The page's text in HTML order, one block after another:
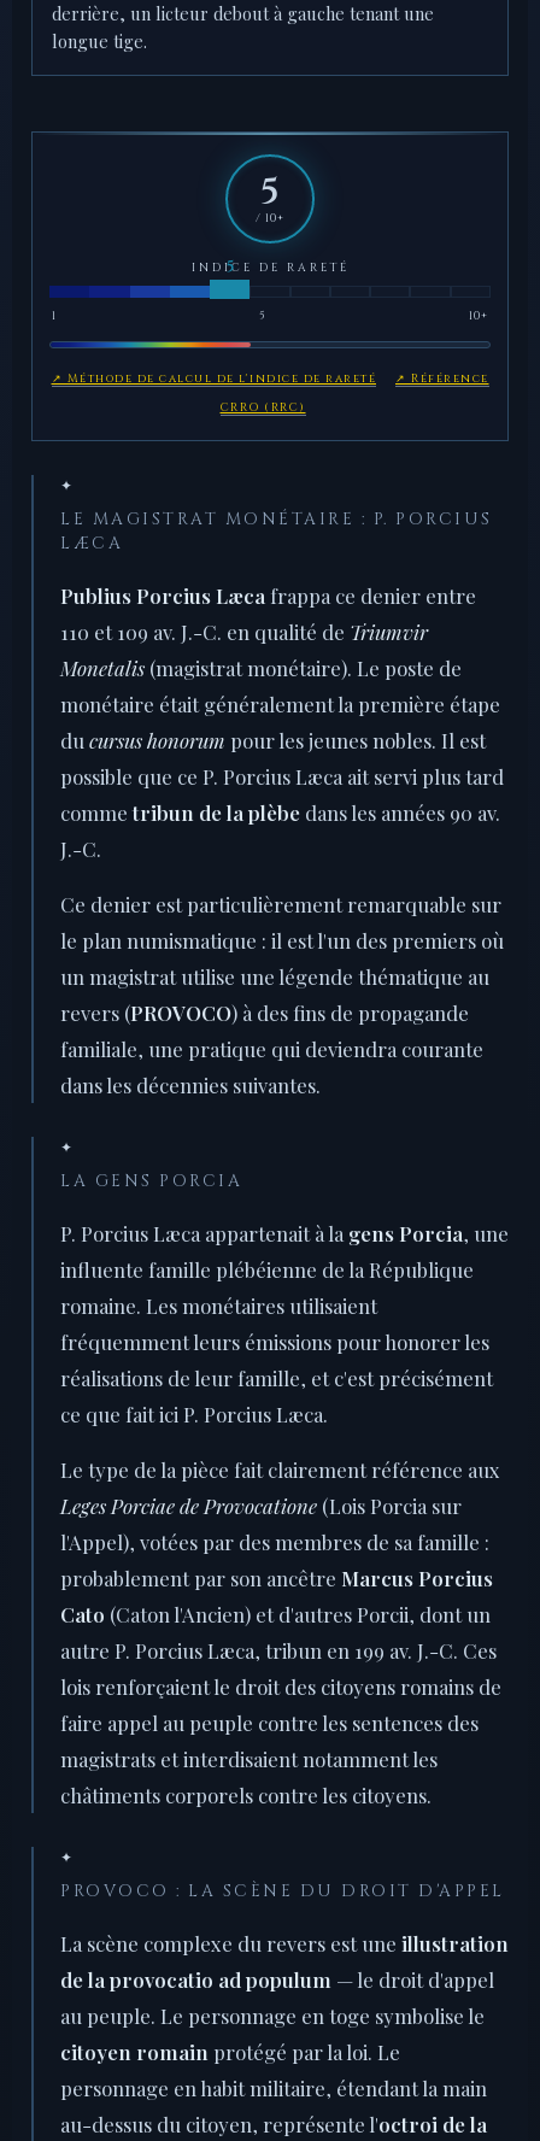
derrière, un licteur debout à gauche tenant une
longue tige.
5
/ 10+
INDICE DE RARETÉ
1 5 10+
↗ Méthode de calcul de l'indice de rareté
↗ Référence
CRRO (RRC)
✦
LE MAGISTRAT MONÉTAIRE : P. PORCIUS
LÆCA
Publius Porcius Læca frappa ce denier entre
110 et 109 av. J.-C. en qualité de Triumvir
Monetalis (magistrat monétaire). Le poste de
monétaire était généralement la première étape
du cursus honorum pour les jeunes nobles. Il est
possible que ce P. Porcius Læca ait servi plus tard
commetribun de la plèbe dans les années 90 av.
J.-C.
Ce denier est particulièrement remarquable sur
le plan numismatique : il est l'un des premiers où
un magistrat utilise une légende thématique au
revers (PROVOCO) à des fins de propagande
familiale, une pratique qui deviendra courante
dans les décennies suivantes.
✦
LA GENS PORCIA
P. Porcius Læca appartenait à la gens Porcia, une
influente famille plébéienne de la République
romaine. Les monétaires utilisaient
fréquemment leurs émissions pour honorer les
réalisations de leur famille, et c'est précisément
ce que fait ici P. Porcius Læca.
Le type de la pièce fait clairement référence aux
Leges Porciae de Provocatione (Lois Porcia sur
l'Appel), votées par des membres de sa famille :
probablement par son ancêtre Marcus Porcius
Cato (Caton l'Ancien) et d'autres Porcii, dont un
autre P. Porcius Læca, tribun en 199 av. J.-C. Ces
lois renforçaient le droit des citoyens romains de
faire appel au peuple contre les sentences des
magistrats et interdisaient notamment les
châtiments corporels contre les citoyens.
✦
PROVOCO : LA SCÈNE DU DROIT D'APPEL
La scène complexe du revers est une illustration
de la provocatio ad populum — le droit d'appel
au peuple. Le personnage en toge symbolise le
citoyen romain protégé par la loi. Le
personnage en habit militaire, étendant la main
au-dessus du citoyen, représente l'octroi de la